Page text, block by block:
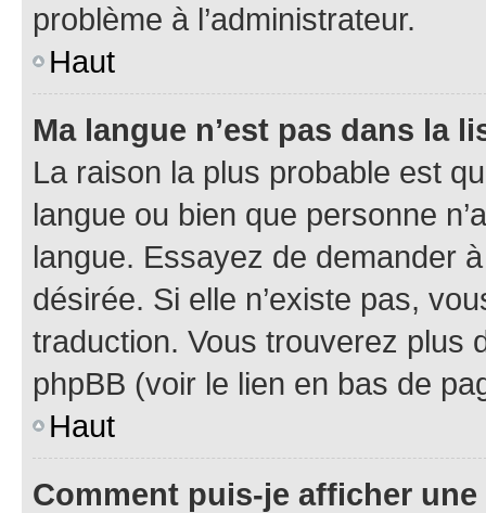
problème à l’administrateur.
Haut
Ma langue n’est pas dans la
La raison la plus probable est
langue ou bien que personne
langue. Essayez de demander
désirée. Si elle n’existe pas,
traduction. Vous trouverez plus
phpBB (voir le lien en bas de
Haut
Comment puis-je afficher